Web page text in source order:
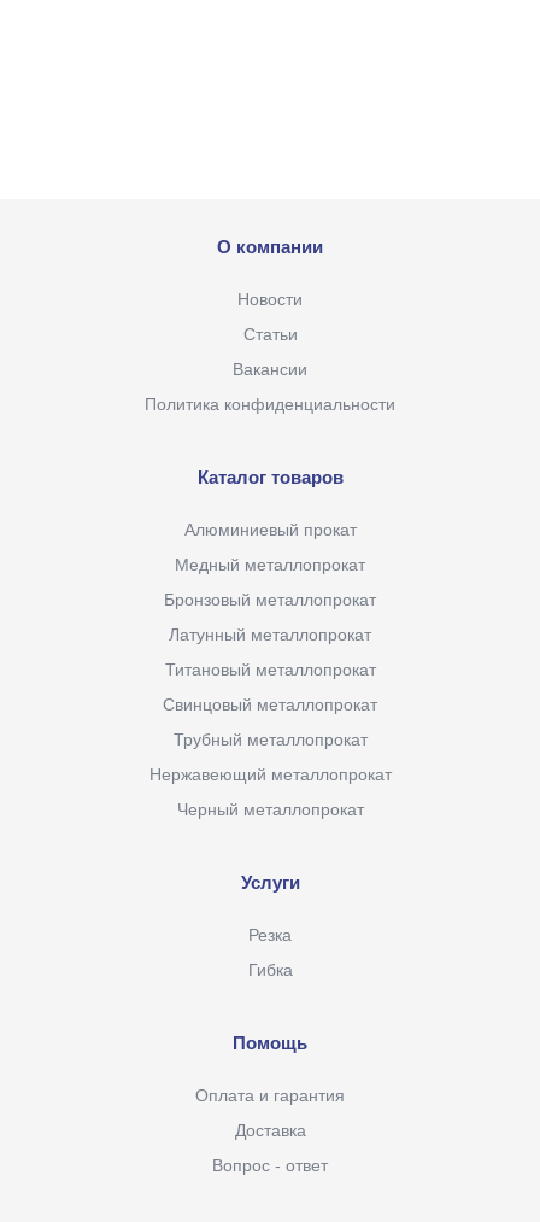
О компании
Новости
Статьи
Вакансии
Политика конфиденциальности
Каталог товаров
Алюминиевый прокат
Медный металлопрокат
Бронзовый металлопрокат
Латунный металлопрокат
Титановый металлопрокат
Свинцовый металлопрокат
Трубный металлопрокат
Нержавеющий металлопрокат
Черный металлопрокат
Услуги
Резка
Гибка
Помощь
Оплата и гарантия
Доставка
Вопрос - ответ